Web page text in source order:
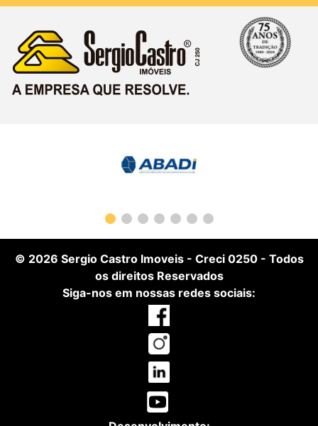
© 2026 Sergio Castro Imoveis- Creci 0250- Todos
os direitos Reservados
Siga-nos em nossas redes sociais: